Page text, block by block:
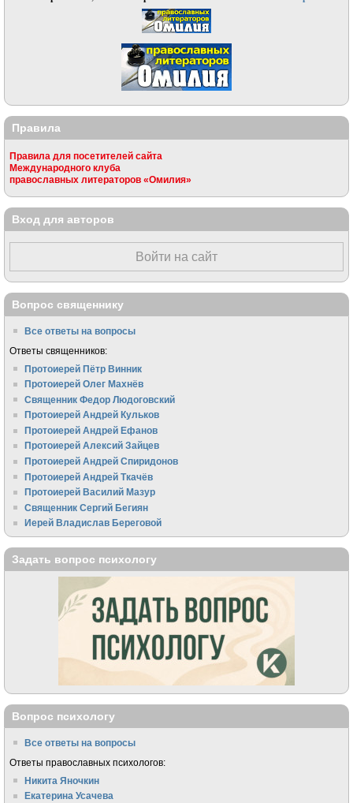
Правила
Правила для посетителей сайта
Международного клуба
православных литераторов «Омилия»
Вход для авторов
Войти на сайт
Вопрос священнику
Все ответы на вопросы
Ответы священников:
Протоиерей Пётр Винник
Протоиерей Олег Махнёв
Священник Федор Людоговский
Протоиерей Андрей Кульков
Протоиерей Андрей Ефанов
Протоиерей Алексий Зайцев
Протоиерей Андрей Спиридонов
Протоиерей Андрей Ткачёв
Протоиерей Василий Мазур
Священник Сергий Бегиян
Иерей Владислав Береговой
Задать вопрос психологу
Вопрос психологу
Все ответы на вопросы
Ответы православных психологов:
Никита Яночкин
Екатерина Усачева